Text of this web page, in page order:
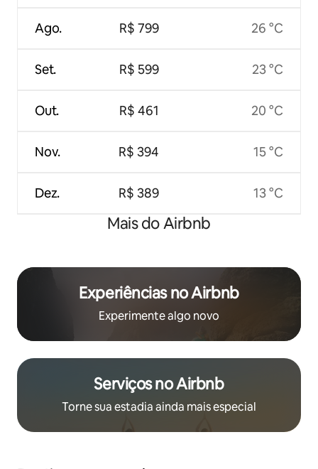
Ago.
Set.
Out.
Nov.
Dez.
R$ 799
R$ 599
R$ 461
R$ 394
R$ 389
26 °C
23 °C
20 °C
15 °C
13 °C
Mais do Airbnb
Experiências no Airbnb
Experimente algo novo
Serviços no Airbnb
Torne sua estadia ainda mais especial